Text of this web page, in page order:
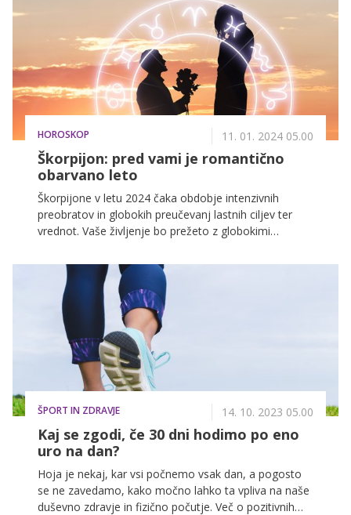
HOROSKOP 11. 01. 2024 05.00
Škorpijon: pred vami je romantično
obarvano leto
Škorpijone v letu 2024 čaka obdobje intenzivnih
preobratov in globokih preučevanj lastnih ciljev ter
vrednot. Vaše življenje bo prežeto z globokimi
omogočilo, da se osredotočite na svojo notranjo rast
in osebni razvoj.
ŠPORT IN ZDRAVJE 14. 10. 2023 05.00
Kaj se zgodi, če 30 dni hodimo po eno
uro na dan?
Hoja je nekaj, kar vsi počnemo vsak dan, a pogosto
se ne zavedamo, kako močno lahko ta vpliva na naše
duševno zdravje in fizično počutje. Več o pozitivnih